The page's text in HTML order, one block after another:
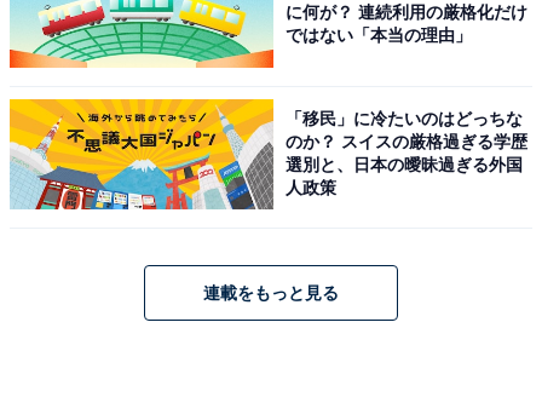
に何が？ 連続利用の厳格化だけ
ではない「本当の理由」
「移民」に冷たいのはどっちな
のか？ スイスの厳格過ぎる学歴
選別と、日本の曖昧過ぎる外国
人政策
連載をもっと見る